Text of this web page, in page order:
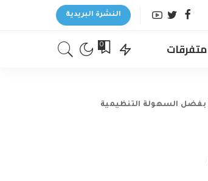
النشرة البريدية
متفرقات 0